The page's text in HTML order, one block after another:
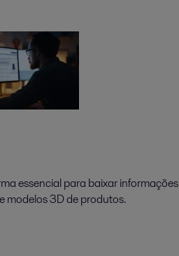
essencial para baixar informações
modelos 3D de produtos.